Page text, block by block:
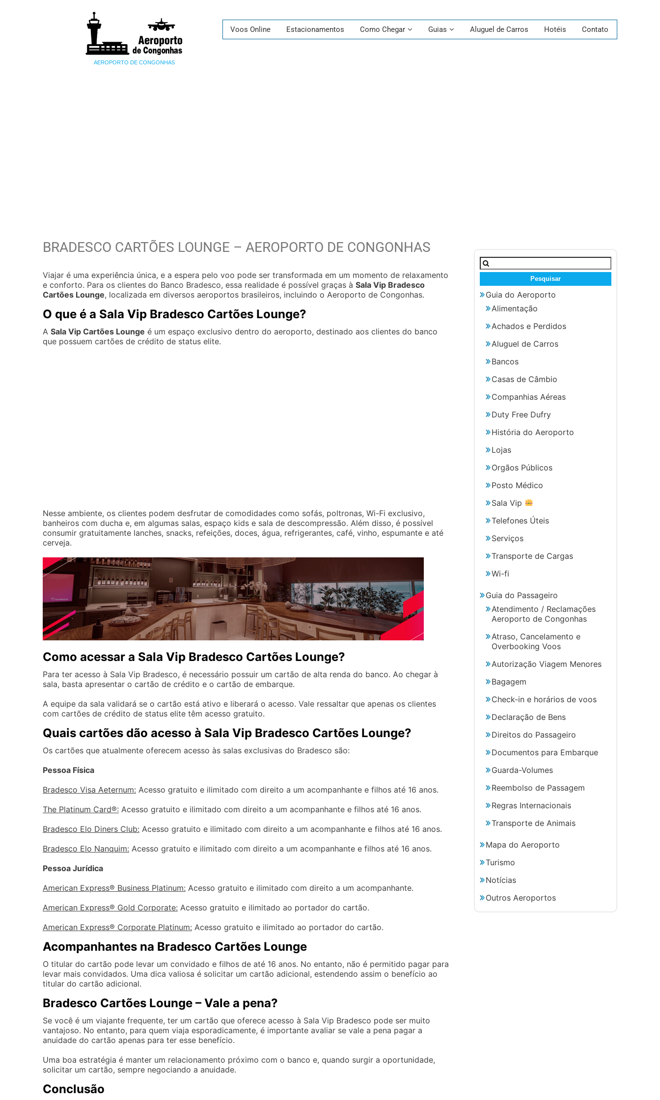
AEROPORTO DE CONGONHAS
Voos Online Estacionamentos Como Chegar Guias Aluguel de Carros Hotéis Contato
BRADESCO CARTÕES LOUNGE – AEROPORTO DE CONGONHAS
Viajar é uma experiência única, e a espera pelo voo pode ser transformada em um momento de relaxamento
e conforto. Para os clientes do Banco Bradesco, essa realidade é possível graças à Sala Vip Bradesco
Cartões Lounge, localizada em diversos aeroportos brasileiros, incluindo o Aeroporto de Congonhas.
O que é a Sala Vip Bradesco Cartões Lounge?
A Sala Vip Cartões Lounge é um espaço exclusivo dentro do aeroporto, destinado aos clientes do banco
que possuem cartões de crédito de status elite.
Nesse ambiente, os clientes podem desfrutar de comodidades como sofás, poltronas, Wi-Fi exclusivo,
banheiros com ducha e, em algumas salas, espaço kids e sala de descompressão. Além disso, é possível
consumir gratuitamente lanches, snacks, refeições, doces, água, refrigerantes, café, vinho, espumante e até
cerveja.
Como acessar a Sala Vip Bradesco Cartões Lounge?
Para ter acesso à Sala Vip Bradesco, é necessário possuir um cartão de alta renda do banco. Ao chegar à
sala, basta apresentar o cartão de crédito e o cartão de embarque.
A equipe da sala validará se o cartão está ativo e liberará o acesso. Vale ressaltar que apenas os clientes
com cartões de crédito de status elite têm acesso gratuito.
Quais cartões dão acesso à Sala Vip Bradesco Cartões Lounge?
Os cartões que atualmente oferecem acesso às salas exclusivas do Bradesco são:
Pessoa Física
Bradesco Visa Aeternum: Acesso gratuito e ilimitado com direito a um acompanhante e filhos até 16 anos.
The Platinum Card®: Acesso gratuito e ilimitado com direito a um acompanhante e filhos até 16 anos.
Bradesco Elo Diners Club: Acesso gratuito e ilimitado com direito a um acompanhante e filhos até 16 anos.
Bradesco Elo Nanquim: Acesso gratuito e ilimitado com direito a um acompanhante e filhos até 16 anos.
Pessoa Jurídica
American Express® Business Platinum: Acesso gratuito e ilimitado com direito a um acompanhante.
American Express® Gold Corporate: Acesso gratuito e ilimitado ao portador do cartão.
American Express® Corporate Platinum: Acesso gratuito e ilimitado ao portador do cartão.
Acompanhantes na Bradesco Cartões Lounge
O titular do cartão pode levar um convidado e filhos de até 16 anos. No entanto, não é permitido pagar para
levar mais convidados. Uma dica valiosa é solicitar um cartão adicional, estendendo assim o benefício ao
titular do cartão adicional.
Bradesco Cartões Lounge – Vale a pena?
Se você é um viajante frequente, ter um cartão que oferece acesso à Sala Vip Bradesco pode ser muito
vantajoso. No entanto, para quem viaja esporadicamente, é importante avaliar se vale a pena pagar a
anuidade do cartão apenas para ter esse benefício.
Uma boa estratégia é manter um relacionamento próximo com o banco e, quando surgir a oportunidade,
solicitar um cartão, sempre negociando a anuidade.
Conclusão
Pesquisar
por:
Guia do Aeroporto
Alimentação
Achados e Perdidos
Aluguel de Carros
Bancos
Casas de Câmbio
Companhias Aéreas
Duty Free Dufry
História do Aeroporto
Lojas
Orgãos Públicos
Posto Médico
Sala Vip
Telefones Úteis
Serviços
Transporte de Cargas
Wi-fi
Guia do Passageiro
Atendimento / Reclamações
Aeroporto de Congonhas
Atraso, Cancelamento e
Overbooking Voos
Autorização Viagem Menores
Bagagem
Check-in e horários de voos
Declaração de Bens
Direitos do Passageiro
Documentos para Embarque
Guarda-Volumes
Reembolso de Passagem
Regras Internacionais
Transporte de Animais
Mapa do Aeroporto
Turismo
Notícias
Outros Aeroportos